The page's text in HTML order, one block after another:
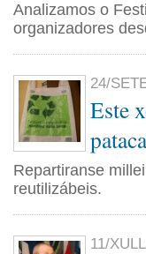
Analizamos o
organizadores
24/
Este
pataca
Repartiranse
reutilizábeis.
11/